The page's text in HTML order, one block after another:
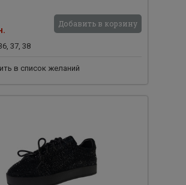
Добавить в корзину
37, 38
в список желаний